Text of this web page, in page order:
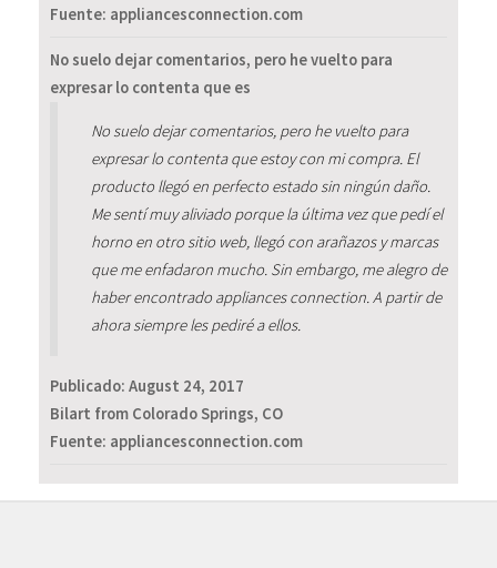
Fuente: appliancesconnection.com
No suelo dejar comentarios, pero he vuelto para
expresar lo contenta que es
No suelo dejar comentarios, pero he vuelto para
expresar lo contenta que estoy con mi compra. El
producto llegó en perfecto estado sin ningún daño.
Me sentí muy aliviado porque la última vez que pedí el
horno en otro sitio web, llegó con arañazos y marcas
que me enfadaron mucho. Sin embargo, me alegro de
haber encontrado appliances connection. A partir de
ahora siempre les pediré a ellos.
Publicado: August 24, 2017
Bilart from Colorado Springs, CO
Fuente: appliancesconnection.com